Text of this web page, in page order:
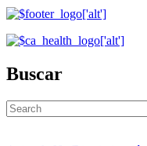
Buscar